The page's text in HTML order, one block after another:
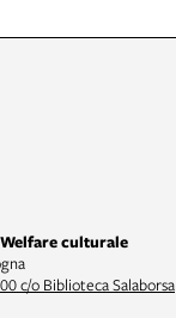
culturale
c/o Biblioteca Salaborsa